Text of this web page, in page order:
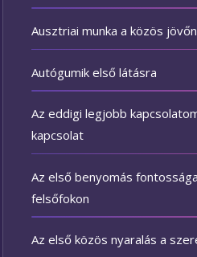
Ausztriai munka a közös
Autógumik első látásra
Az eddigi legjobb
kapcsolat
Az első benyomás
felsőfokon
Az első közös nyaralás a